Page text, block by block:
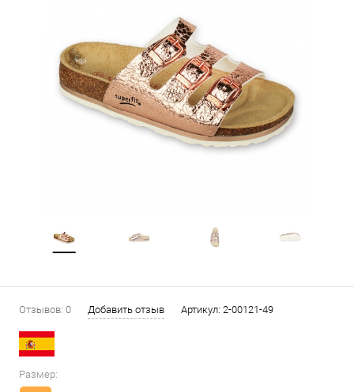
Отзывов: 0 Добавить отзыв Артикул: 2-00121-49
Размер: